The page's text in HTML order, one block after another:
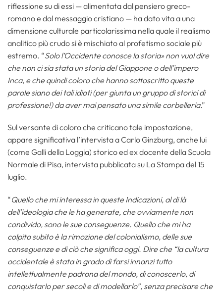
riflessione su di essi — alimentata dal pensiero greco-
romano e dal messaggio cristiano — ha dato vita a una
dimensione culturale particolarissima nella quale il realismo
analitico più crudo si è mischiato al profetismo sociale più
estremo. “Solo l’Occidente conosce la storia» non vuol dire
che non ci sia stata un storia del Giappone o dell’impero
Inca, e che quindi coloro che hanno sottoscritto queste
parole siano dei tali idioti (per giunta un gruppo di storici di
professione!) da aver mai pensato una simile corbelleria.”
Sul versante di coloro che criticano tale impostazione,
appare significativa l’intervista a Carlo Ginzburg, anche lui
(come Galli della Loggia) storico ed ex docente della Scuola
Normale di Pisa, intervista pubblicata su La Stampa del 15
luglio.
“Quello che mi interessa in queste Indicazioni, al di là
dell’ideologia che le ha generate, che ovviamente non
condivido, sono le sue conseguenze. Quello che mi ha
colpito subito è la rimozione del colonialismo, delle sue
conseguenze e di ciò che significa oggi. Dire che “la cultura
occidentale è stata in grado di farsi innanzi tutto
intellettualmente padrona del mondo, di conoscerlo, di
conquistarlo per secoli e di modellarlo”, senza precisare che